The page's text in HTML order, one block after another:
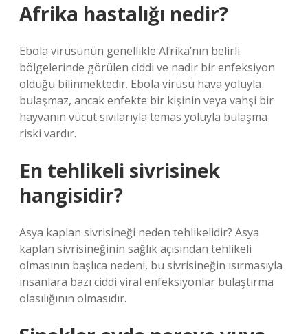
Afrika hastalığı nedir?
Ebola virüsünün genellikle Afrika’nın belirli
bölgelerinde görülen ciddi ve nadir bir enfeksiyon
olduğu bilinmektedir. Ebola virüsü hava yoluyla
bulaşmaz, ancak enfekte bir kişinin veya vahşi bir
hayvanın vücut sıvılarıyla temas yoluyla bulaşma
riski vardır.
En tehlikeli sivrisinek
hangisidir?
Asya kaplan sivrisineği neden tehlikelidir? Asya
kaplan sivrisineğinin sağlık açısından tehlikeli
olmasının başlıca nedeni, bu sivrisineğin ısırmasıyla
insanlara bazı ciddi viral enfeksiyonlar bulaştırma
olasılığının olmasıdır.